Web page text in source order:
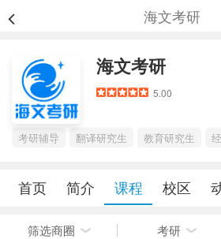
海文考研
海文考研
5.00
考研辅导 翻译研究生 教育研究生
首页 简介 课程 校区
筛选商圈 考研